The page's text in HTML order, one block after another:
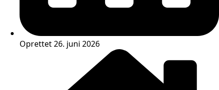
Oprettet 26. juni 2026